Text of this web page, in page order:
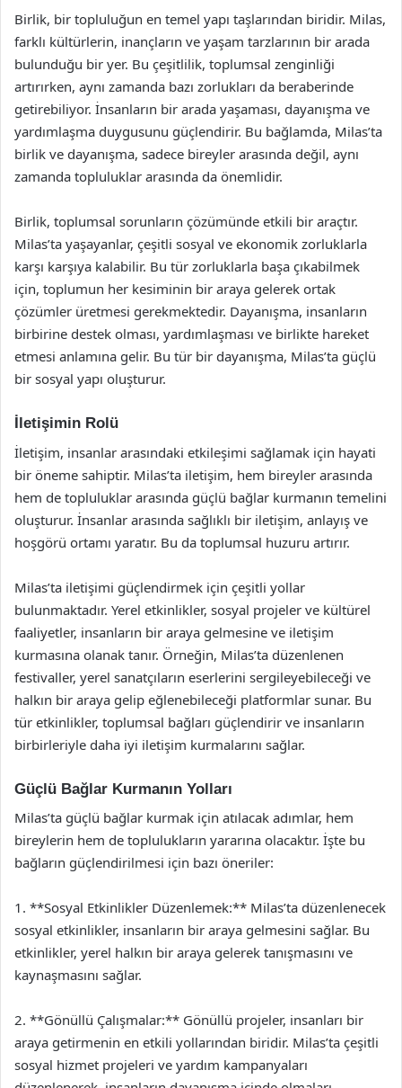
Birlik, bir topluluğun en temel yapı taşlarından biridir. Milas,
farklı kültürlerin, inançların ve yaşam tarzlarının bir arada
bulunduğu bir yer. Bu çeşitlilik, toplumsal zenginliği
artırırken, aynı zamanda bazı zorlukları da beraberinde
getirebiliyor. İnsanların bir arada yaşaması, dayanışma ve
yardımlaşma duygusunu güçlendirir. Bu bağlamda, Milas’ta
birlik ve dayanışma, sadece bireyler arasında değil, aynı
zamanda topluluklar arasında da önemlidir.
Birlik, toplumsal sorunların çözümünde etkili bir araçtır.
Milas’ta yaşayanlar, çeşitli sosyal ve ekonomik zorluklarla
karşı karşıya kalabilir. Bu tür zorluklarla başa çıkabilmek
için, toplumun her kesiminin bir araya gelerek ortak
çözümler üretmesi gerekmektedir. Dayanışma, insanların
birbirine destek olması, yardımlaşması ve birlikte hareket
etmesi anlamına gelir. Bu tür bir dayanışma, Milas’ta güçlü
bir sosyal yapı oluşturur.
İletişimin Rolü
İletişim, insanlar arasındaki etkileşimi sağlamak için hayati
bir öneme sahiptir. Milas’ta iletişim, hem bireyler arasında
hem de topluluklar arasında güçlü bağlar kurmanın temelini
oluşturur. İnsanlar arasında sağlıklı bir iletişim, anlayış ve
hoşgörü ortamı yaratır. Bu da toplumsal huzuru artırır.
Milas’ta iletişimi güçlendirmek için çeşitli yollar
bulunmaktadır. Yerel etkinlikler, sosyal projeler ve kültürel
faaliyetler, insanların bir araya gelmesine ve iletişim
kurmasına olanak tanır. Örneğin, Milas’ta düzenlenen
festivaller, yerel sanatçıların eserlerini sergileyebileceği ve
halkın bir araya gelip eğlenebileceği platformlar sunar. Bu
tür etkinlikler, toplumsal bağları güçlendirir ve insanların
birbirleriyle daha iyi iletişim kurmalarını sağlar.
Güçlü Bağlar Kurmanın Yolları
Milas’ta güçlü bağlar kurmak için atılacak adımlar, hem
bireylerin hem de toplulukların yararına olacaktır. İşte bu
bağların güçlendirilmesi için bazı öneriler:
1. **Sosyal Etkinlikler Düzenlemek:** Milas’ta düzenlenecek
sosyal etkinlikler, insanların bir araya gelmesini sağlar. Bu
etkinlikler, yerel halkın bir araya gelerek tanışmasını ve
kaynaşmasını sağlar.
2. **Gönüllü Çalışmalar:** Gönüllü projeler, insanları bir
araya getirmenin en etkili yollarından biridir. Milas’ta çeşitli
sosyal hizmet projeleri ve yardım kampanyaları